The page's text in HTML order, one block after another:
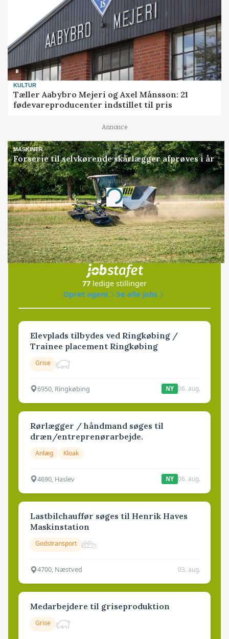
KULTUR
Tæller Aabybro Mejeri og Axel Månsson: 21
fødevareproducenter indstillet til pris
Annonce
MASKINER
Forserie til selvkørende skårlægger afprøves i år
Annonce
Loading...
Jobs
i samarbejde med
77 ledige stillinger
Opret agent
Se alle jobs
Elevplads tilbydes ved Ringkøbing /
Trainee placement Ringkøbing
Grise
6950, Ringkøbing NY 06. aug.
Rørlægger / håndmand søges til
dræn/entreprenørarbejde.
Anlæg Kloak
4690, Haslev NY 06. aug.
Lastbilchauffør søges til Henrik Haves
Maskinstation
Godstransport
4700, Næstved 03. aug.
Medarbejdere til griseproduktion
Grise